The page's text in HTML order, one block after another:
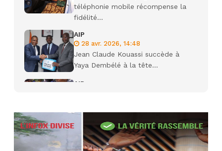
téléphonie mobile récompense la
fidélité...
AIP
28 avr. 2026, 14:48
Jean Claude Kouassi succède à
Yaya Dembélé à la tête...
AIP
Camara tué lors d’attaques...
22 avr. 2026, 16:41